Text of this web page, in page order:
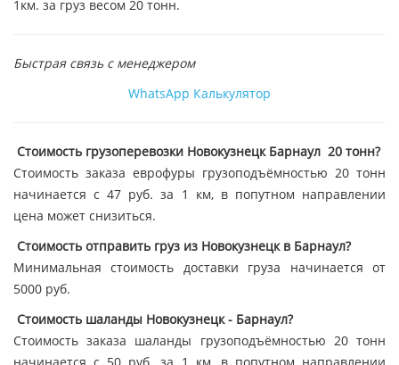
1км. за груз весом 20 тонн.
Быстрая связь с менеджером
WhatsApp Калькулятор
Стоимость грузоперевозки Новокузнецк Барнаул 20 тонн?
Стоимость заказа еврофуры грузоподъёмностью 20 тонн
начинается с 47 руб. за 1 км, в попутном направлении
цена может снизиться.
Стоимость отправить груз из Новокузнецк в Барнаул?
Минимальная стоимость доставки груза начинается от
5000 руб.
Стоимость шаланды Новокузнецк - Барнаул?
Стоимость заказа шаланды грузоподъёмностью 20 тонн